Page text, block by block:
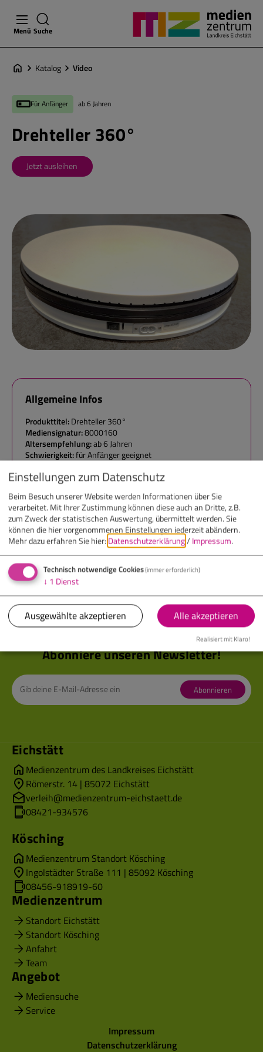
Menü Suche
Video
Katalog
Für Anfänger ab 6 Jahren
Drehteller 360°
Jetzt ausleihen
Allgemeine Infos
Produkttitel: Drehteller 360°
Mediensignatur:8000160
Altersempfehlung:ab 6 Jahren
Schwierigkeit:für Anfänger geeignet
Dieser Mini-Drehteller eignet sich ideal als Produkttisch für
360-Grad-Fotos. Der Drehteller bewältigt in 90 Sekunden
eine Umdrehung und eignet sich perfekt für die
Präsentation von Produkten bei einer Ausstellung.
Abonniere unseren Newsletter!
Abonnieren
Eichstätt
Medienzentrum des Landkreises Eichstätt
Römerstr. 14 | 85072 Eichstätt
verleih@medienzentrum-eichstaett.de
08421-934576
Kösching
Medienzentrum Standort Kösching
Ingolstädter Straße 111 | 85092 Kösching
08456-918919-60
Medienzentrum
Standort Eichstätt
Standort Kösching
Anfahrt
Team
Angebot
Mediensuche
Service
Impressum
Datenschutzerklärung
Einstellungen zum Datenschutz
Beim Besuch unserer Website werden Informationen über Sie
verarbeitet. Mit Ihrer Zustimmung können diese auch an Dritte, z.B.
zum Zweck der statistischen Auswertung, übermittelt werden. Sie
können die hier vorgenommenen Einstellungen jederzeit abändern.
Mehr dazu erfahren Sie hier:Datenschutzerklärung/Impressum.
Technisch notwendige Cookies(immer erforderlich)
↓ 1 Dienst
Ausgewählte akzeptieren Alle akzeptieren
Realisiert mit Klaro!